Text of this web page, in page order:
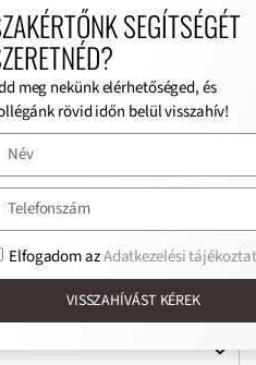
0598-1-345
Lap.
kültér
SEGÍTSÉGÉT
meg nekünk elérhetőséged, és
rövid időn belül visszahív!
Elfogadom azAdatkezelési
VISSZAHÍVÁST KÉREK